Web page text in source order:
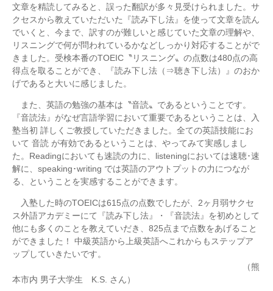
文章を精読してみると、誤った翻訳が多々見受けられました。サ
クセスから教えていただいた『読み下し法』を使って文章を読ん
でいくと、今まで、訳すのが難しいと感じていた文章の理解や、
リスニングで何が問われているかなどしっかり対応することがで
きました。受検本番のTOEIC〝リスニング〟の点数は480点の高
得点を取ることができ、『読み下し法（⇒聴き下し法）』のおか
げであると大いに感じました。
また、英語の勉強の基本は〝音読〟であるということです。
『音読法』がなぜ言語学習において重要であるということは、入
塾当初 詳しくご教授していただきました。全ての英語技能にお
いて 音読 が有効であるということは、やってみて実感しまし
た。Readingにおいても速読の力に、listeningにおいては速聴･速
解に、speaking･writing では英語のアウトプットの力につなが
る、ということを実感することができます。
入塾した時のTOEICは615点の点数でしたが、2ヶ月弱サクセ
ス外語アカデミーにて『読み下し法』・『音読法』を初めとして
他にも多くのことを教えていだき、825点まで点数をあげること
ができました！ 中級英語から上級英語へこれからもステップア
ップしていきたいです。
（熊
本市内 男子大学生 K.S. さん）